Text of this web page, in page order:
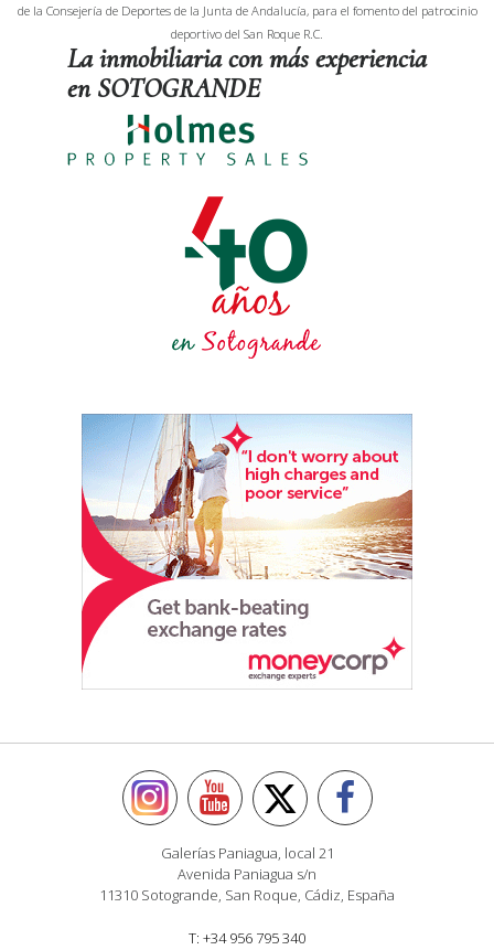
La inmobiliaria con más experiencia
en SOTOGRANDE
de la Consejería de Deportes de la Junta de Andalucía, para el fomento del patrocinio
deportivo del San Roque R.C.
Galerías Paniagua, local 21
Avenida Paniagua s/n
11310 Sotogrande, San Roque, Cádiz, España
T: +34 956 795 340